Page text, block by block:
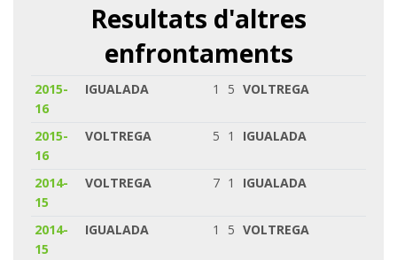
Resultats d'altres
enfrontaments
2015-
16
IGUALADA 1 5 VOLTREGA
2015-
16
VOLTREGA 5 1 IGUALADA
2014-
15
VOLTREGA 7 1 IGUALADA
2014-
15
IGUALADA 1 5 VOLTREGA